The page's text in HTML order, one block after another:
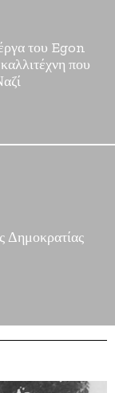
του Egon
που
Δημοκρατίας